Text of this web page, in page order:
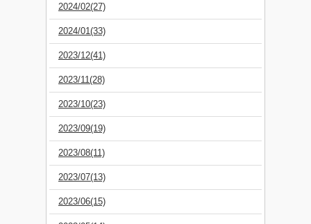
2024/02(27)
2024/01(33)
2023/12(41)
2023/11(28)
2023/10(23)
2023/09(19)
2023/08(11)
2023/07(13)
2023/06(15)